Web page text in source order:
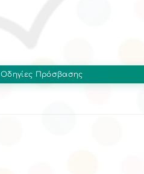
Οδηγίες Πρόσβασης